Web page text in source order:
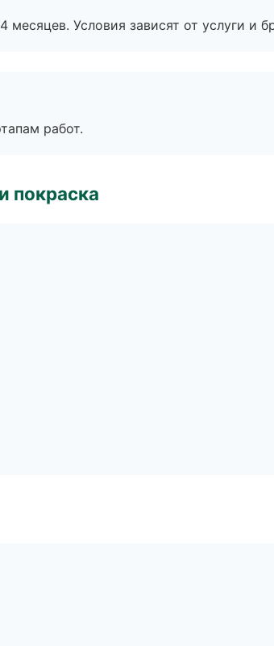
Условия зависят от услуги и
работ.
покраска